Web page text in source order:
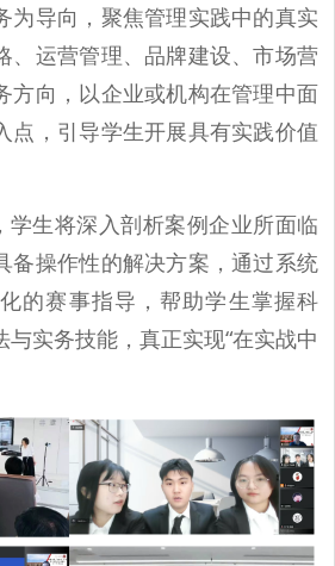
为导向，聚焦管理实践中的真实
、运营管理、品牌建设、市场营
方向，以企业或机构在管理中面
点，引导学生开展具有实践价值
生将深入剖析案例企业所面临
备操作性的解决方案，通过系统
的赛事指导，帮助学生掌握科
实务技能，真正实现“在实战中